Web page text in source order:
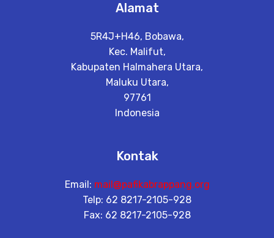
Alamat
5R4J+H46, Bobawa,
Kec. Malifut,
Kabupaten Halmahera Utara,
Maluku Utara,
97761
Indonesia
Kontak
Email: mail@pafikabrappang.org
Telp: 62 8217-2105-928
Fax: 62 8217-2105-928